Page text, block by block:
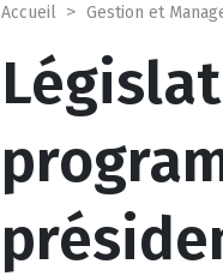
Accueil Gestion et